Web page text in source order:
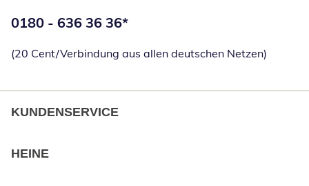
Telefonnummer:
0180 - 636 36 36*
(20 Cent/Verbindung aus allen deutschen Netzen)
KUNDENSERVICE
HEINE